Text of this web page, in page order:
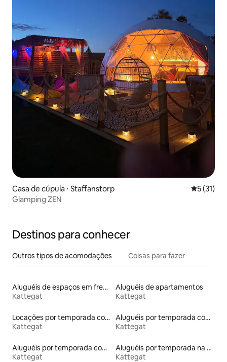
Casa de cúpula ⋅ Staffanstorp 5 de uma
5 (31)
Glamping ZEN
Destinos para conhecer
Outros tipos de acomodações Coisas para fazer
Aluguéis de espaços em frente à praia
Kattegat
Aluguéis de apartamentos
Kattegat
Locações por temporada com piscina
Kattegat
Aluguéis por temporada com acesso à praia
Kattegat
Aluguéis por temporada com banheiro para PCD
Kattegat
Aluguéis por temporada na orla
Kattegat